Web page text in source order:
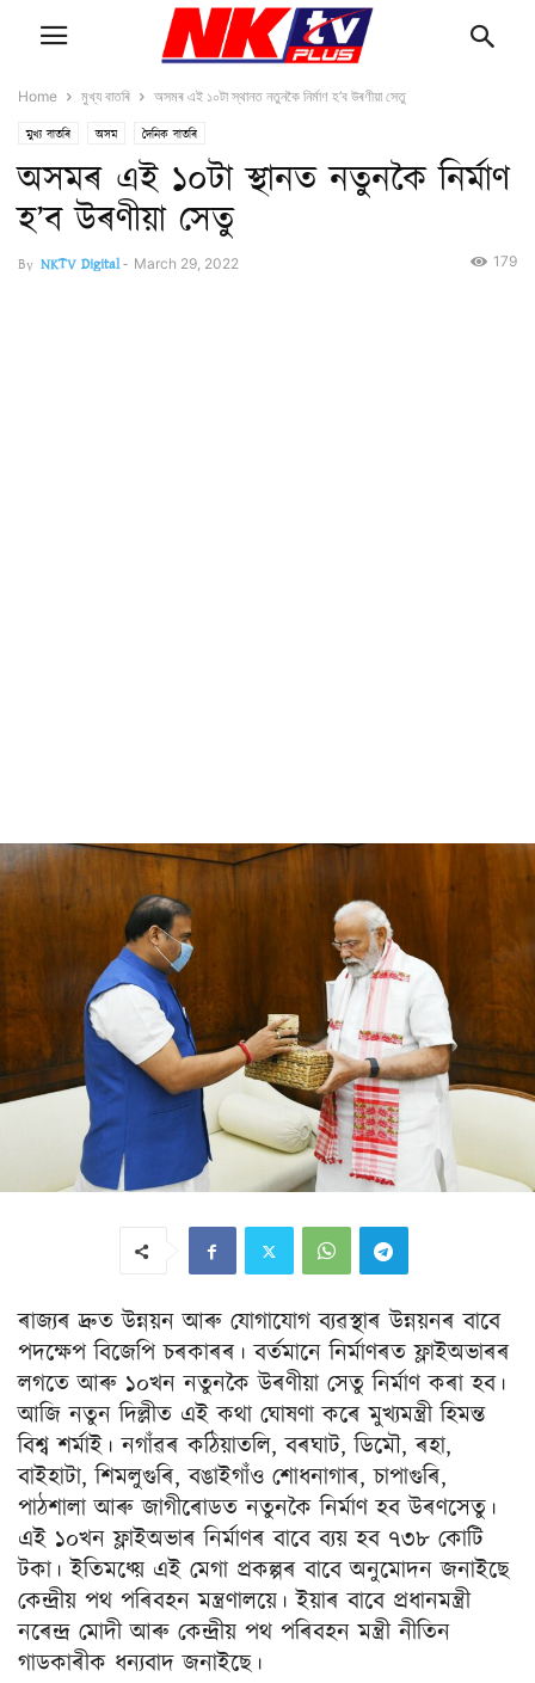
Home মুখ্য বাতৰি অসমৰ এই ১০টা স্থানত নতুনকৈ নিৰ্মাণ হ’ব উৰণীয়া সেতু
মুখ্য বাতৰি অসম দৈনিক বাতৰি
অসমৰ এই ১০টা স্থানত নতুনকৈ নিৰ্মাণ
হ’ব উৰণীয়া সেতু
By NKTV Digital- March 29, 2022 179
ৰাজ্যৰ দ্ৰুত উন্নয়ন আৰু যোগাযোগ ব্যৱস্থাৰ উন্নয়নৰ বাবে
পদক্ষেপ বিজেপি চৰকাৰৰ। বৰ্তমানে নিৰ্মাণৰত ফ্লাইঅভাৰৰ
লগতে আৰু ১০খন নতুনকৈ উৰণীয়া সেতু নিৰ্মাণ কৰা হব।
আজি নতুন দিল্লীত এই কথা ঘোষণা কৰে মুখ্যমন্ত্ৰী হিমন্ত
বিশ্ব শৰ্মাই। নগাঁৱৰ কঠিয়াতলি, বৰঘাট, ডিমৌ, ৰহা,
বাইহাটা, শিমলুগুৰি, বঙাইগাঁও শোধনাগাৰ, চাপাগুৰি,
পাঠশালা আৰু জাগীৰোডত নতুনকৈ নিৰ্মাণ হব উৰণসেতু।
এই ১০খন ফ্লাইঅভাৰ নিৰ্মাণৰ বাবে ব্যয় হব ৭৩৮ কোটি
টকা। ইতিমধ্য়ে এই মেগা প্ৰকল্পৰ বাবে অনুমোদন জনাইছে
কেন্দ্ৰীয় পথ পৰিবহন মন্ত্ৰণালয়ে। ইয়াৰ বাবে প্ৰধানমন্ত্ৰী
নৰেন্দ্ৰ মোদী আৰু কেন্দ্ৰীয় পথ পৰিবহন মন্ত্ৰী নীতিন
গাডকাৰীক ধন্যবাদ জনাইছে।